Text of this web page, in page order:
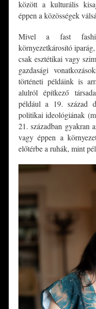
között a kulturális
éppen a közösségek
Mivel a fast
környezetkárosító
csak esztétikai vagy
gazdasági
történeti példáink is
alulról építkező
például a 19. század
politikai ideológiának
21. században gyakran
vagy éppen a
előtérbe a ruhák, mint